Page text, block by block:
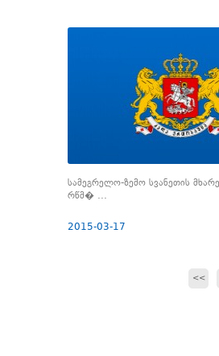
სამეგრელო-ზემო სვანეთის
რწმ� ...
2015-03-17
<<